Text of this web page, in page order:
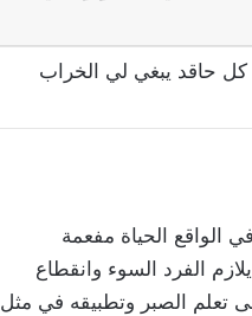
حاقد يبغي لي الخراب
الواقع الحياة مفعمة
الفرد السوء وانقطاع
تعلم الصبر وتطبيقه في مثل